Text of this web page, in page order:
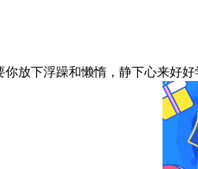
放下浮躁和懒惰，静下心来好